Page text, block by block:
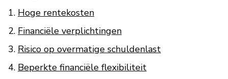
Hoge rentekosten
Financiële verplichtingen
Risico op overmatige schuldenlast
Beperkte financiële flexibiliteit